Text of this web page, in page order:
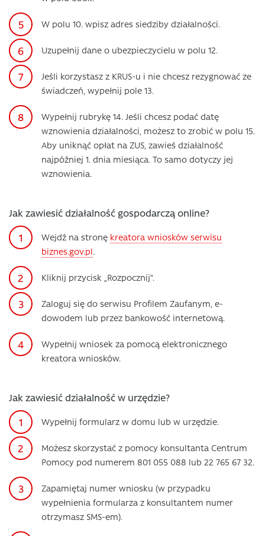
W polu 10. wpisz adres siedziby działalności.
Uzupełnij dane o ubezpieczycielu w polu 12.
Jeśli korzystasz z KRUS-u i nie chcesz rezygnować ze
świadczeń, wypełnij pole 13.
Wypełnij rubrykę 14. Jeśli chcesz podać datę
wznowienia działalności, możesz to zrobić w polu 15.
Aby uniknąć opłat na ZUS, zawieś działalność
najpóźniej 1. dnia miesiąca. To samo dotyczy jej
wznowienia.
Jak zawiesić działalność gospodarczą online?
Wejdź na stronę kreatora wniosków serwisu
biznes.gov.pl.
Kliknij przycisk „Rozpocznij”.
Zaloguj się do serwisu Profilem Zaufanym, e-
dowodem lub przez bankowość internetową.
Wypełnij wniosek za pomocą elektronicznego
kreatora wniosków.
Jak zawiesić działalność w urzędzie?
Wypełnij formularz w domu lub w urzędzie.
Możesz skorzystać z pomocy konsultanta Centrum
Pomocy pod numerem 801 055 088 lub 22 765 67 32.
Zapamiętaj numer wniosku (w przypadku
wypełnienia formularza z konsultantem numer
otrzymasz SMS-em).